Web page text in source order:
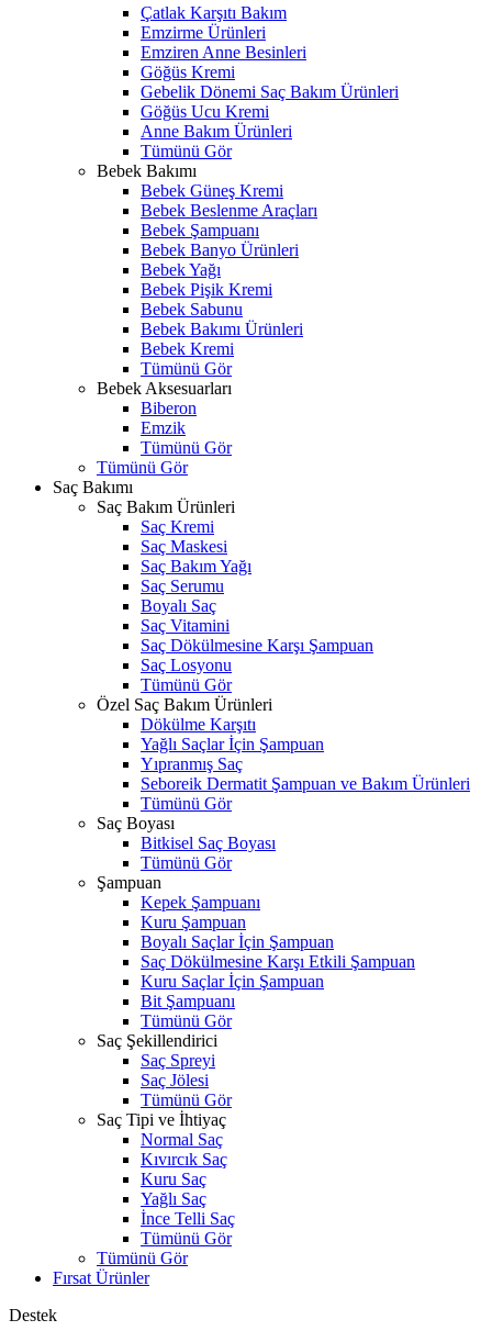
Çatlak Karşıtı Bakım
Emzirme Ürünleri
Emziren Anne Besinleri
Göğüs Kremi
Gebelik Dönemi Saç Bakım Ürünleri
Göğüs Ucu Kremi
Anne Bakım Ürünleri
Tümünü Gör
Bebek Bakımı
Bebek Güneş Kremi
Bebek Beslenme Araçları
Bebek Şampuanı
Bebek Banyo Ürünleri
Bebek Yağı
Bebek Pişik Kremi
Bebek Sabunu
Bebek Bakımı Ürünleri
Bebek Kremi
Tümünü Gör
Bebek Aksesuarları
Biberon
Emzik
Tümünü Gör
Tümünü Gör
Saç Bakımı
Saç Bakım Ürünleri
Saç Kremi
Saç Maskesi
Saç Bakım Yağı
Saç Serumu
Boyalı Saç
Saç Vitamini
Saç Dökülmesine Karşı Şampuan
Saç Losyonu
Tümünü Gör
Özel Saç Bakım Ürünleri
Dökülme Karşıtı
Yağlı Saçlar İçin Şampuan
Yıpranmış Saç
Seboreik Dermatit Şampuan ve Bakım Ürünleri
Tümünü Gör
Saç Boyası
Bitkisel Saç Boyası
Tümünü Gör
Şampuan
Kepek Şampuanı
Kuru Şampuan
Boyalı Saçlar İçin Şampuan
Saç Dökülmesine Karşı Etkili Şampuan
Kuru Saçlar İçin Şampuan
Bit Şampuanı
Tümünü Gör
Saç Şekillendirici
Saç Spreyi
Saç Jölesi
Tümünü Gör
Saç Tipi ve İhtiyaç
Normal Saç
Kıvırcık Saç
Kuru Saç
Yağlı Saç
İnce Telli Saç
Tümünü Gör
Tümünü Gör
Fırsat Ürünler
Destek